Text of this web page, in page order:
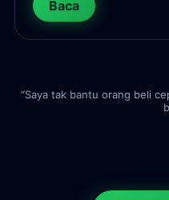
Baca
“Saya tak bantu orang beli